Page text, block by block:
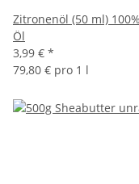
Zitronenöl (50 ml)
Öl
3,99 € *
79,80 € pro 1 l